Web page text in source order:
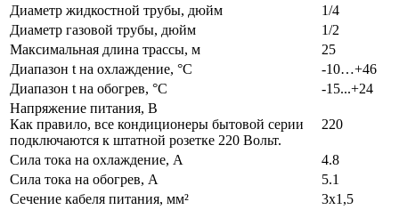
Диаметр жидкостной трубы, дюйм
1/4
Диаметр газовой трубы, дюйм
1/2
Максимальная длина трассы, м
25
Диапазон t на охлаждение, °С
-10…+46
Диапазон t на обогрев, °С
-15...+24
Напряжение питания, В
Как правило, все кондиционеры бытовой серии
подключаются к штатной розетке 220 Вольт.
220
Сила тока на охлаждение, А
4.8
Сила тока на обогрев, А
5.1
Сечение кабеля питания, мм²
3x1,5